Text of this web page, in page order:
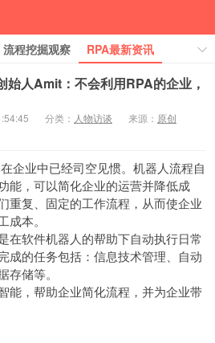
流程挖掘观察
RPA最新资讯
案例库
学习RPA
人Amit：不会利用RPA的企业，
分类： 人物访谈 来源： 原创
企业中已经司空见惯。机器人流程自
能，可以简化企业的运营并降低成
重复、固定的工作流程，从而使企业
本。
在软件机器人的帮助下自动执行日常
成的任务包括：信息技术管理、自动
储等。
能，帮助企业简化流程，并为企业带